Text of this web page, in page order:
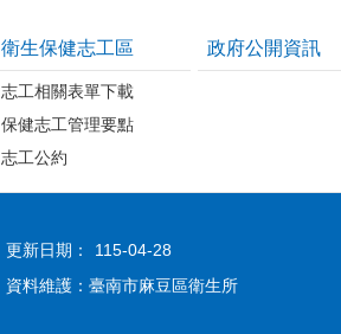
衛生保健志工區
志工相關表單下載
保健志工管理要點
志工公約
政府公開資訊
更新日期：
115-04-28
資料維護：臺南市麻豆區衛生所